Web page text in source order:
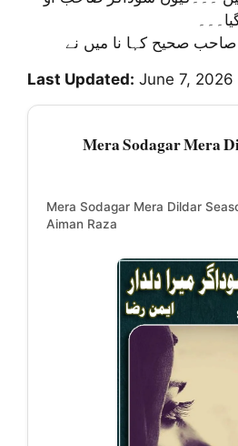
صحیح کہا نا میں نے
Last Updated: June 7, 2026
Mera Sodagar Mera
Mera Sodagar Mera Dildar
Aiman Raza